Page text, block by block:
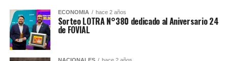
ECONOMIA hace 2 años
Sorteo LOTRA N°380 dedicado al Aniversario 24
de FOVIAL